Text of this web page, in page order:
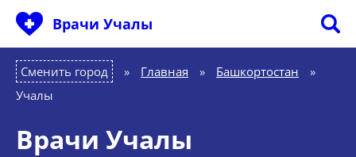
Врачи Учалы
Сменить город Главная » Башкортостан
»
Учалы
Врачи Учалы